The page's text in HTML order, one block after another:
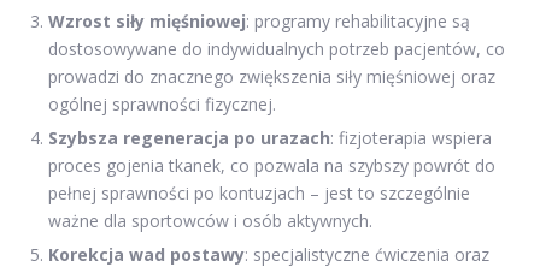
Wzrost siły mięśniowej: programy rehabilitacyjne są
dostosowywane do indywidualnych potrzeb pacjentów, co
prowadzi do znacznego zwiększenia siły mięśniowej oraz
ogólnej sprawności fizycznej.
Szybsza regeneracja po urazach: fizjoterapia wspiera
proces gojenia tkanek, co pozwala na szybszy powrót do
pełnej sprawności po kontuzjach – jest to szczególnie
ważne dla sportowców i osób aktywnych.
Korekcja wad postawy: specjalistyczne ćwiczenia oraz